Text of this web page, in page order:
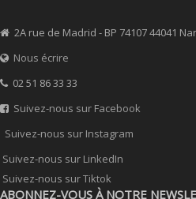
2A rue de Madrid - BP 74107 44041
Nous écrire
02 51 86 33 33
Suivez-nous sur Facebook
Suivez-nous sur Instagram
Suivez-nous sur LinkedIn
Suivez-nous sur Tiktok
ABONNEZ-VOUS À NOTRE